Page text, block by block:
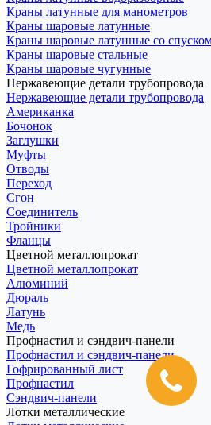
Краны латунные для манометров
Краны шаровые латунные
Краны шаровые латунные со
Краны шаровые стальные
Краны шаровые чугунные
Нержавеющие детали трубопровода
Нержавеющие детали трубопровода
Американка
Бочонок
Заглушки
Муфты
Отводы
Переход
Сгон
Соединитель
Тройники
Фланцы
Цветной металлопрокат
Цветной металлопрокат
Алюминий
Дюраль
Латунь
Медь
Профнастил и сэндвич-панели
Профнастил и сэндвич-панели
Гофрированный лист
Профнастил
Сэндвич-панели
Лотки металлические